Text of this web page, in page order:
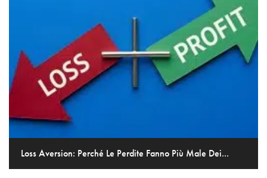
Loss Aversion: Perché Le Perdite Fanno Più Male Dei...